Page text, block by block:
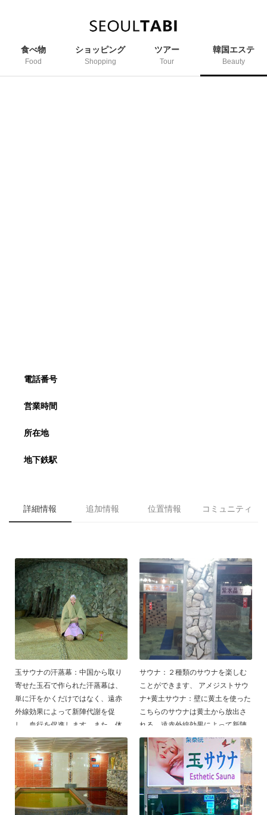
食べ物
Food
ショッピング
Shopping
ツアー
Tour
韓国エステ
Beauty
電話番号
営業時間
所在地
地下鉄駅
詳細情報 追加情報 位置情報 コミュニティ
玉サウナの汗蒸幕：中国から取り
寄せた玉石で作られた汗蒸幕は、
単に汗をかくだけではなく、遠赤
外線効果によって新陣代謝を促
し、血行を促進します、また 体
内の毒素を汗と一緒に排出する た
め、婦人病予防、老化防止、美肌
にも効果があります、汗蒸幕内は
広く、ゆっくり堪能できます、 高
温の熱から肌を守るために麻袋を
かぶります、5分程するとじんわり
サウナ：２種類のサウナを楽しむ
ことができます、 アメジストサウ
ナ+黄土サウナ：壁に黄土を使った
こちらのサウナは黄土から放出さ
れる、遠赤外線効果によって新陣
代謝を良くし、皮膚美容、冷え
性、腰痛、神経痛、疲労回復、肥
満などに効果があるそうです、